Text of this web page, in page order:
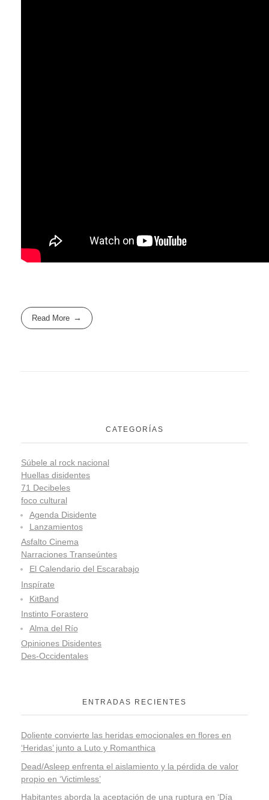
Read More
CATEGORÍAS
Súbele al rock nacional
Huellas disidentes
71 Decibeles
foco cultural
Agenda Disidente
Lanzamientos
Asfalto Cinema
Narraciones Transeúntes
El Calendario del Escarabajo
Inspírate
KitBand
Instinto Forastero
Alma del Río
Opiniones Disidentes
Des-Occidentales
ENTRADAS RECIENTES
Doliente convierte las heridas emocionales en flores en
‘Heridas’ junto a Luto y Romanthica
Dead/Asleep enfrenta el aislamiento y la pérdida de valor
propio en ‘Victimless’
Habitantes aborda la aceptación de una ruptura en ‘Día